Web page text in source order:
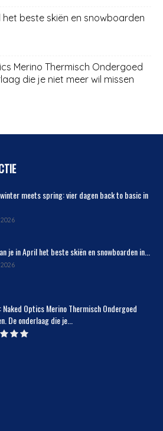
het beste skiën en snowboarden
Merino Thermisch Ondergoed
die je niet meer wil missen
meets spring: vier dagen back to basic in
je in April het beste skiën en snowboarden in...
Naked Optics Merino Thermisch Ondergoed
De onderlaag die je...